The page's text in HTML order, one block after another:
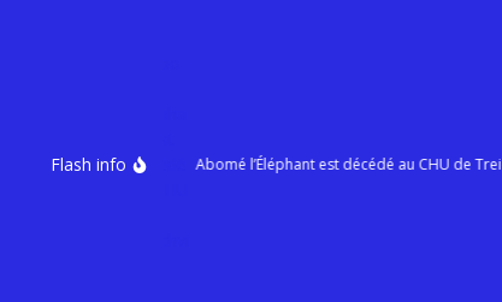
Flash info
à Paris Abomé l’Éléphant est décédé au CHU de Treichville